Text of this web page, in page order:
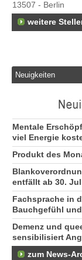
13507 - Berlin
weitere
Neuigkeiten
Mentale
viel Energie
Produkt des
entfällt ab 30.
Fachsprache in
Bauchgefühl
Demenz und
sensibilisiert
zum News-